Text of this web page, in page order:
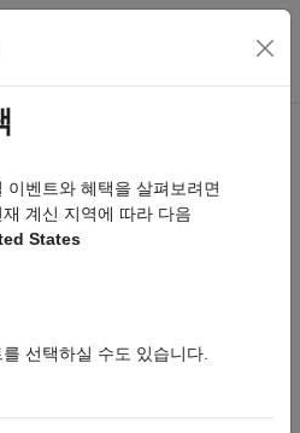
메뉴 토글
할 데이터저장소 만들기
벤트와 혜택을 살펴보려면
계신 지역에 따라 다음
States
선택하실 수도 있습니다.